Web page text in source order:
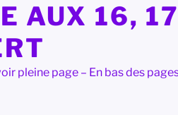
AUX 16,
pleine page – En bas des